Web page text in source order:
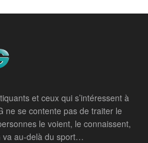
et ceux qui s’intéressent à
ne se contente pas de traiter le
le voient, le connaissent,
va au-delà du sport…